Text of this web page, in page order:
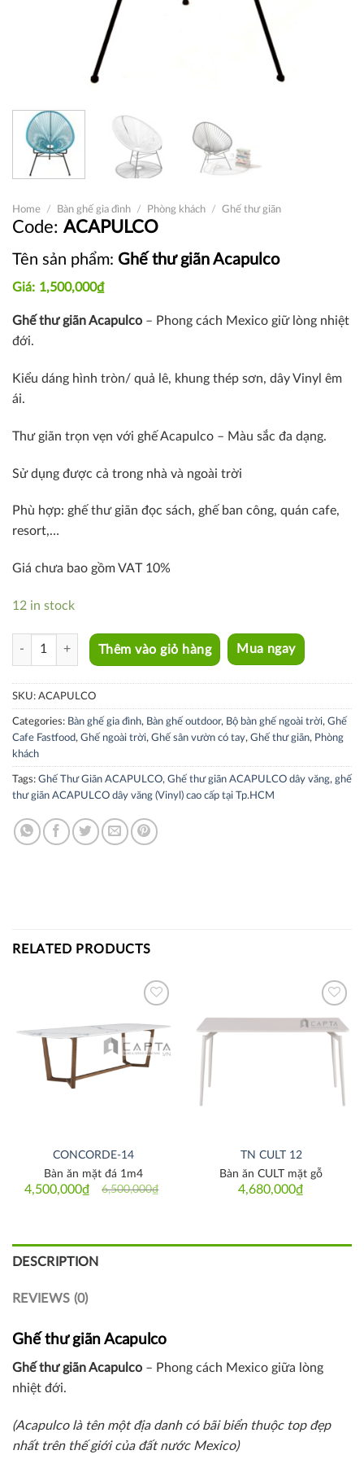
Home / Bàn ghế gia đình / Phòng khách / Ghế thư giãn
ACAPULCO
Tên sản phẩm: Ghế thư giãn Acapulco
1,500,000₫
Ghế thư giãn Acapulco – Phong cách Mexico giữ lòng nhiệt
đới.
Kiểu dáng hình tròn/ quả lê, khung thép sơn, dây Vinyl êm
ái.
Thư giãn trọn vẹn với ghế Acapulco – Màu sắc đa dạng.
Sử dụng được cả trong nhà và ngoài trời
Phù hợp: ghế thư giãn đọc sách, ghế ban công, quán cafe,
resort,…
Giá chưa bao gồm VAT 10%
12 in stock
ACAPULCO quantity
Thêm vào giỏ hàng Mua ngay
SKU: ACAPULCO
Categories: Bàn ghế gia đình, Bàn ghế outdoor, Bộ bàn ghế ngoài trời, Ghế
Cafe Fastfood, Ghế ngoài trời, Ghế sân vườn có tay, Ghế thư giãn, Phòng
khách
Tags: Ghế Thư Giãn ACAPULCO, Ghế thư giãn ACAPULCO dây văng, ghế
thư giãn ACAPULCO dây văng (Vinyl) cao cấp tại Tp.HCM
RELATED PRODUCTS
Thích
CONCORDE-14
6,500,000₫
Original
4,500,000₫
Current
Bàn ăn mặt đá 1m4
Thích
TN CULT 12
4,680,000₫
Bàn ăn CULT mặt gỗ
DESCRIPTION
REVIEWS (0)
Ghế thư giãn Acapulco
Ghế thư giãn Acapulco – Phong cách Mexico giữa lòng
nhiệt đới.
(Acapulco là tên một địa danh có bãi biển thuộc top đẹp
nhất trên thế giới của đất nước Mexico)